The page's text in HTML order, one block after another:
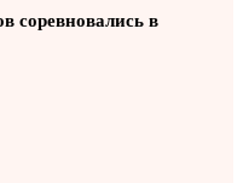
соревновались в